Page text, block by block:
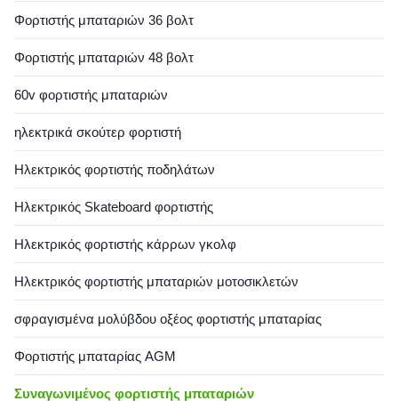
Φορτιστής μπαταριών 36 βολτ
Φορτιστής μπαταριών 48 βολτ
60v φορτιστής μπαταριών
ηλεκτρικά σκούτερ φορτιστή
Ηλεκτρικός φορτιστής ποδηλάτων
Ηλεκτρικός Skateboard φορτιστής
Ηλεκτρικός φορτιστής κάρρων γκολφ
Ηλεκτρικός φορτιστής μπαταριών μοτοσικλετών
σφραγισμένα μολύβδου οξέος φορτιστής μπαταρίας
Φορτιστής μπαταρίας AGM
Συναγωνιμένος φορτιστής μπαταριών